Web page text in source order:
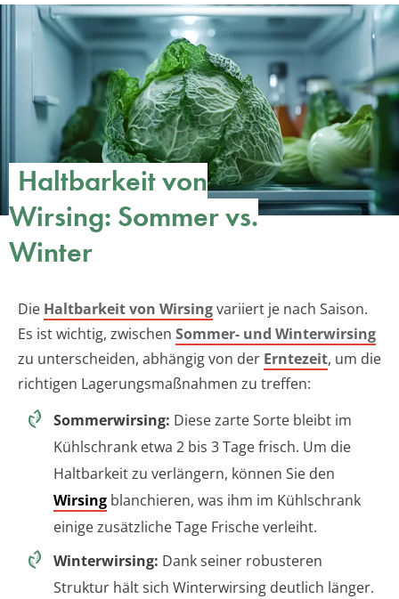
Haltbarkeit von
Wirsing: Sommer vs.
Winter
Die Haltbarkeit von Wirsingvariiert je nach Saison.
Es ist wichtig, zwischen Sommer- und Winterwirsing
zu unterscheiden, abhängig von der Erntezeit, um die
richtigen Lagerungsmaßnahmen zu treffen:
Sommerwirsing: Diese zarte Sorte bleibt im
Kühlschrank etwa 2 bis 3 Tage frisch. Um die
Haltbarkeit zu verlängern, können Sie den
Wirsing blanchieren, was ihm im Kühlschrank
einige zusätzliche Tage Frische verleiht.
Winterwirsing: Dank seiner robusteren
Struktur hält sich Winterwirsing deutlich länger.